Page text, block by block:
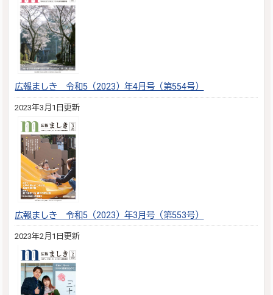
広報ましき 令和5（2023）年4月号（第554号）
2023年3月1日更新
広報ましき 令和5（2023）年3月号（第553号）
2023年2月1日更新